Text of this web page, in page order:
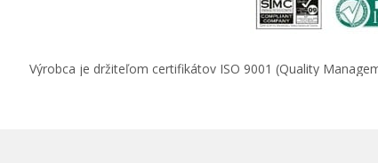
Výrobca je držiteľom certifikátov ISO 9001 (Quality